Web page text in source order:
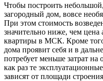
Чтобы построить
загородный дом, вовсе
При этом стоимость
значительно ниже, чем
квартиры в МСК. Кроме
дома проявит себя и в
потребует меньше затрат
как раз те
зависят от площади